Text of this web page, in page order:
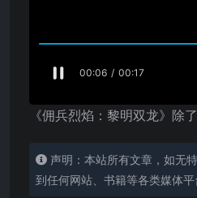
《佣兵烈焰：黎明双龙》除
声明：本站所有文章，如无
到任何网站、书籍等各类媒体